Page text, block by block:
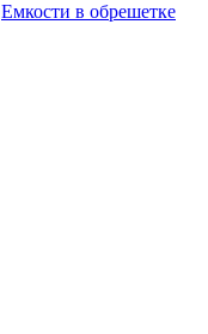
Емкости в обрешетке